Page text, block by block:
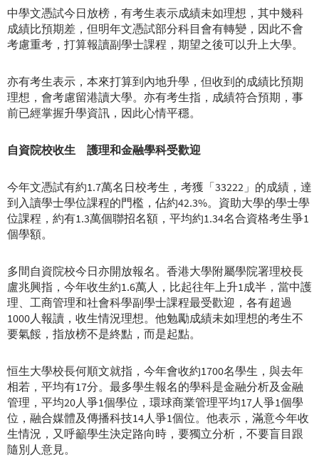
中學文憑試今日放榜，有考生表示成績未如理想，其中幾科
成績比預期差，但明年文憑試部分科目會有轉變，因此不會
考慮重考，打算報讀副學士課程，期望之後可以升上大學。
亦有考生表示，本來打算到內地升學，但收到的成績比預期
理想，會考慮留港讀大學。亦有考生指，成績符合預期，事
前已經掌握升學資訊，因此心情平穩。
自資院校收生 護理和金融學科受歡迎
今年文憑試有約1.7萬名日校考生，考獲「33222」的成績，達
到入讀學士學位課程的門檻，佔約42.3%。資助大學的學士學
位課程，約有1.3萬個聯招名額，平均約1.34名合資格考生爭1
個學額。
多間自資院校今日亦開放報名。香港大學附屬學院署理校長
盧兆興指，今年收生約1.6萬人，比起往年上升1成半，當中護
理、工商管理和社會科學副學士課程最受歡迎，各有超過
1000人報讀，收生情況理想。他勉勵成績未如理想的考生不
要氣餒，指放榜不是終點，而是起點。
恒生大學校長何順文就指，今年會收約1700名學生，與去年
相若，平均有17分。最多學生報名的學科是金融分析及金融
管理，平均20人爭1個學位，環球商業管理平均17人爭1個學
位，融合媒體及傳播科技14人爭1個位。他表示，滿意今年收
生情況，又呼籲學生決定路向時，要獨立分析，不要盲目跟
隨別人意見。